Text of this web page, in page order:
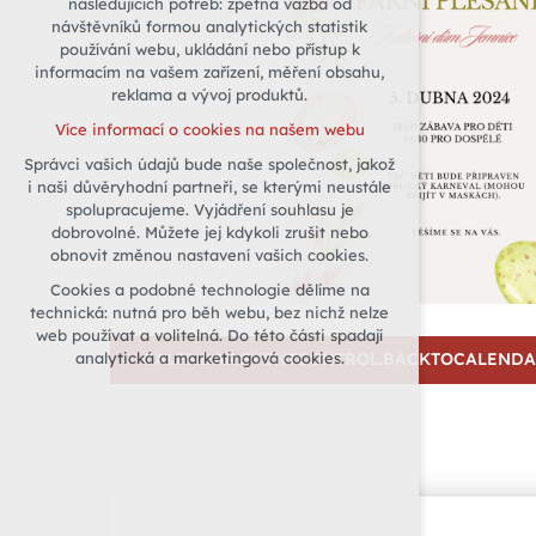
udržení kontextu stránek (session):
případná přihlášení, volby jazyka, apod.
Volitelná cookies
vyhodnocení návštěvnosti
marketingová cookies (Google)
Více informací o cookies na našem webu
Odmítnout vše
následujících potřeb: zpětná vazba od
návštěvníků formou analytických statistik
používání webu, ukládání nebo přístup k
informacím na vašem zařízení, měření obsahu,
reklama a vývoj produktů.
Více informací o cookies na našem webu
Správci vašich údajů bude naše společnost, jakož
i naši důvěryhodní partneři, se kterými neustále
spolupracujeme. Vyjádření souhlasu je
dobrovolné. Můžete jej kdykoli zrušit nebo
obnovit změnou nastavení vašich cookies.
Cookies a podobné technologie dělíme na
technická: nutná pro běh webu, bez nichž nelze
web používat a volitelná. Do této části spadají
analytická a marketingová cookies.